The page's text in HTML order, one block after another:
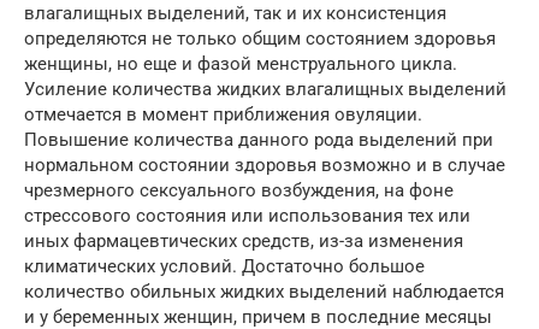
влагалищных выделений, так и их консистенция
определяются не только общим состоянием здоровья
женщины, но еще и фазой менструального цикла.
Усиление количества жидких влагалищных выделений
отмечается в момент приближения овуляции.
Повышение количества данного рода выделений при
нормальном состоянии здоровья возможно и в случае
чрезмерного сексуального возбуждения, на фоне
стрессового состояния или использования тех или
иных фармацевтических средств, из-за изменения
климатических условий. Достаточно большое
количество обильных жидких выделений наблюдается
и у беременных женщин, причем в последние месяцы